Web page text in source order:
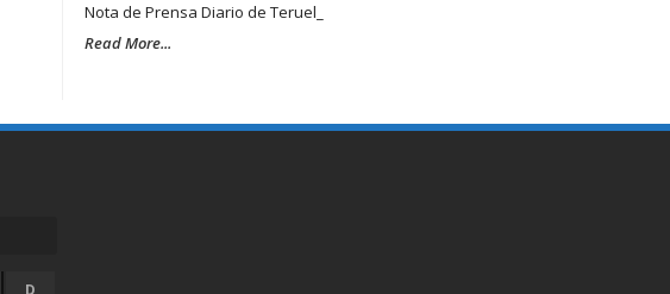
Nota de Prensa Diario de Teruel_
Read More...
D